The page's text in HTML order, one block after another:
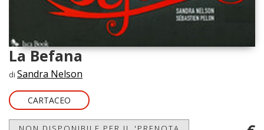
La Befana
di Sandra Nelson
CARTACEO